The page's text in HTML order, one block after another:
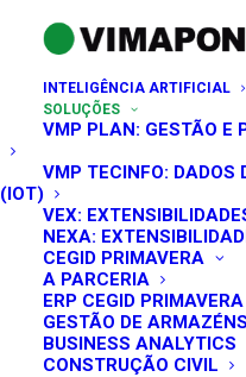
INTELIGÊNCIA ARTIFICIAL
SOLUÇÕES
VMP PLAN: GESTÃO E
VMP TECINFO: DADOS
(IOT)
VEX:
NEXA:
CEGID PRIMAVERA
A PARCERIA
ERP CEGID PRIMAVERA
GESTÃO DE ARMAZÉNS
BUSINESS ANALYTICS
CONSTRUÇÃO CIVIL